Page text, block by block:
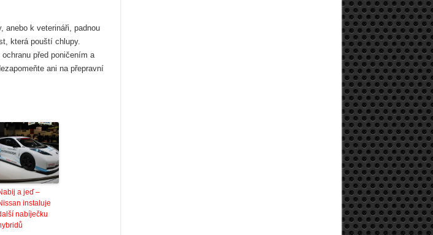
k veterináři, padnou
která pouští chlupy.
před poničením a
ani na přepravní
a jeď –
instaluje
nabíječku